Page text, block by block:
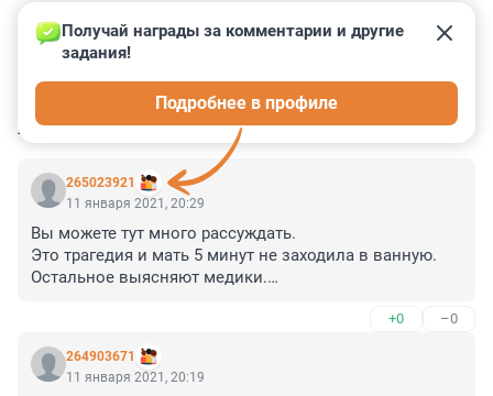
КОММЕНТАРИИ 9
265023921
Получай награды за комментарии и другие
задания!
Подробнее в профиле
11 января 2021, 20:29
Вы можете тут много рассуждать.
Это трагедия и мать 5 минут не заходила в ванную.
Остальное выясняют медики.
+0 –0
264903671
11 января 2021, 20:19